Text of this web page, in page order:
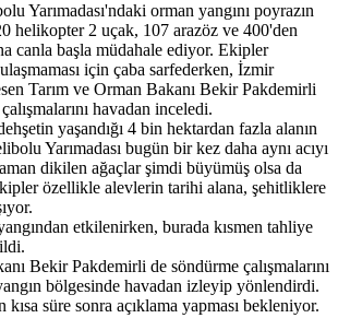
Yarımadası'ndaki orman yangını poyrazın
helikopter 2 uçak, 107 arazöz ve 400'den
canla başla müdahale ediyor. Ekipler
için çaba sarfederken, İzmir
Tarım ve Orman Bakanı Bekir Pakdemirli
havadan inceledi.
yaşandığı 4 bin hektardan fazla alanın
Yarımadası bugün bir kez daha aynı acıyı
dikilen ağaçlar şimdi büyümüş olsa da
özellikle alevlerin tarihi alana, şehitliklere
etkilenirken, burada kısmen tahliye
Bekir Pakdemirli de söndürme çalışmalarını
bölgesinde havadan izleyip yönlendirdi.
süre sonra açıklama yapması bekleniyor.